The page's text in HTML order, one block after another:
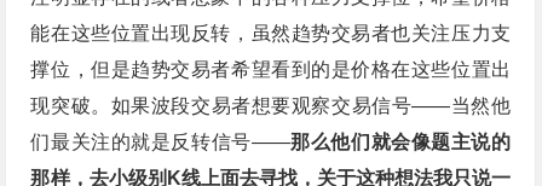
能在这些位置出现反转，虽然趋势交易者也关注压力支
撑位，但是趋势交易者希望看到的是价格在这些位置出
现突破。如果波段交易者想要观察交易信号——当然他
们最关注的就是反转信号——那么他们就会像题主说的
那样，去小级别K线上面去寻找，关于这种想法我只说一